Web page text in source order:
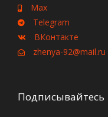
Max
Telegram
ВКонтакте
zhenya-92@mail.ru
Подписывайтесь